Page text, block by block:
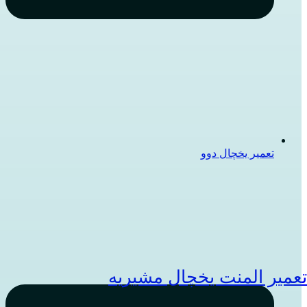
المنت یخچال مشیریه
تعمیر یخچال دوو